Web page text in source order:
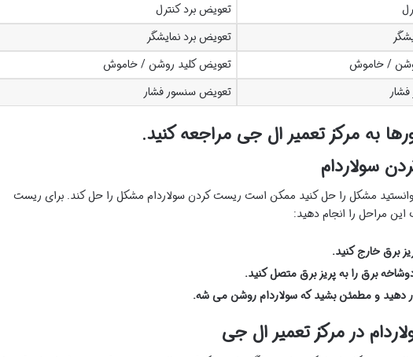
تعویض برد کنترل
تعویض برد نمایشگر
/ خاموش
تعویض کلید روشن / خاموش
تعویض سنسور فشار
به مرکز تعمیر ال جی مراجعه کنید.
سولاردام
مشکل را حل کنید ممکن است ریست کردن سولاردام مشکل را حل کند. برای ریست
این مراحل را انجام دهید:
برق خارج کنید.
برق را به پریز برق متصل کنید.
دهید و مطمئن بشید که سولاردام روشن می شه.
در مرکز تعمیر ال جی